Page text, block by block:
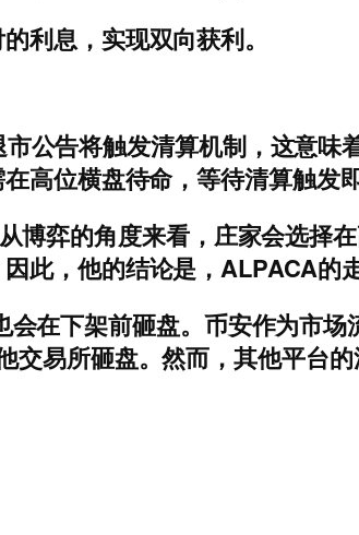
利息，实现双向获利。
公告将触发清算机制，这意味
高位横盘待命，等待清算触发即
弈的角度来看，庄家会选择
此，他的结论是，ALPACA的
在下架前砸盘。币安作为市场
易所砸盘。然而，其他平台